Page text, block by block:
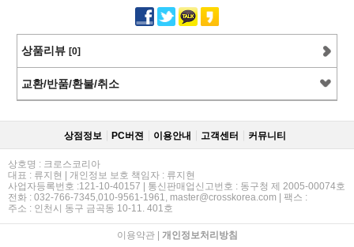
상품리뷰 [0]
교환/반품/환불/취소
상점정보 PC버젼 이용안내 고객센터 커뮤니티
상호명 : 크로스코리아
대표 : 류지현 | 개인정보 보호 책임자 : 류지현
사업자등록번호 :121-10-40157 | 통신판매업신고번호 : 동구청 제 2005-00074호
전화 : 032-766-7345,010-9561-1961, master@crosskorea.com | 팩스 :
주소 : 인천시 동구 금곡동 10-11. 401호
이용약관| 개인정보처리방침